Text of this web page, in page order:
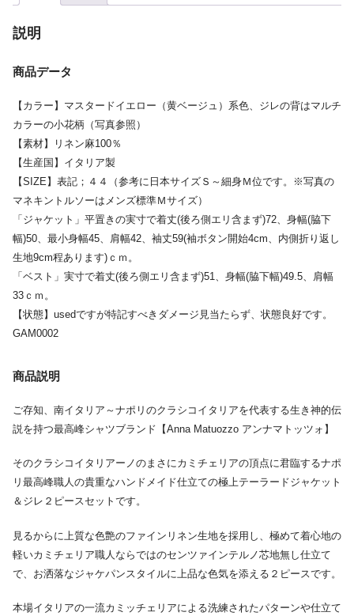
説明
商品データ
【カラー】マスタードイエロー（黄ベージュ）系色、ジレの背はマルチ
カラーの小花柄（写真参照）
【素材】リネン麻100％
【生産国】イタリア製
【SIZE】表記；４４（参考に日本サイズＳ～細身Ｍ位です。※写真の
マネキントルソーはメンズ標準Ｍサイズ）
「ジャケット」平置きの実寸で着丈(後ろ側エリ含まず)72、身幅(脇下
幅)50、最小身幅45、肩幅42、袖丈59(袖ボタン開始4cm、内側折り返し
生地9cm程あります)ｃｍ。
「ベスト」実寸で着丈(後ろ側エリ含まず)51、身幅(脇下幅)49.5、肩幅
33ｃｍ。
【状態】usedですが特記すべきダメージ見当たらず、状態良好です。
GAM0002
商品説明
ご存知、南イタリア～ナポリのクラシコイタリアを代表する生き神的伝
説を持つ最高峰シャツブランド【Anna Matuozzo アンナマトッツォ】
そのクラシコイタリアーノのまさにカミチェリアの頂点に君臨するナポ
リ最高峰職人の貴重なハンドメイド仕立ての極上テーラードジャケット
＆ジレ２ピースセットです。
見るからに上質な色艶のファインリネン生地を採用し、極めて着心地の
軽いカミチェリア職人ならではのセンツァインテルノ芯地無し仕立て
で、お洒落なジャケパンスタイルに上品な色気を添える２ピースです。
本場イタリアの一流カミッチェリアによる洗練されたパターンや仕立て